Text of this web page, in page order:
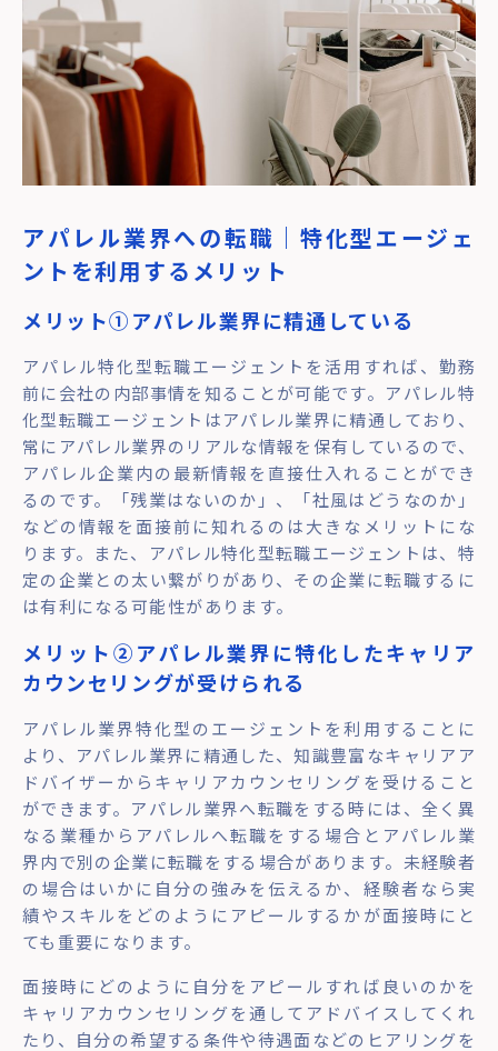
アパレル業界への転職｜特化型エージェ
ントを利用するメリット
メリット①アパレル業界に精通している
アパレル特化型転職エージェントを活用すれば、勤務
前に会社の内部事情を知ることが可能です。アパレル特
化型転職エージェントはアパレル業界に精通しており、
常にアパレル業界のリアルな情報を保有しているので、
アパレル企業内の最新情報を直接仕入れることができ
るのです。「残業はないのか」、「社風はどうなのか」
などの情報を面接前に知れるのは大きなメリットにな
ります。また、アパレル特化型転職エージェントは、特
定の企業との太い繋がりがあり、その企業に転職するに
は有利になる可能性があります。
メリット②アパレル業界に特化したキャリア
カウンセリングが受けられる
アパレル業界特化型のエージェントを利用することに
より、アパレル業界に精通した、知識豊富なキャリアア
ドバイザーからキャリアカウンセリングを受けること
ができます。アパレル業界へ転職をする時には、全く異
なる業種からアパレルへ転職をする場合とアパレル業
界内で別の企業に転職をする場合があります。未経験者
の場合はいかに自分の強みを伝えるか、経験者なら実
績やスキルをどのようにアピールするかが面接時にと
ても重要になります。
面接時にどのように自分をアピールすれば良いのかを
キャリアカウンセリングを通してアドバイスしてくれ
たり、自分の希望する条件や待遇面などのヒアリングを